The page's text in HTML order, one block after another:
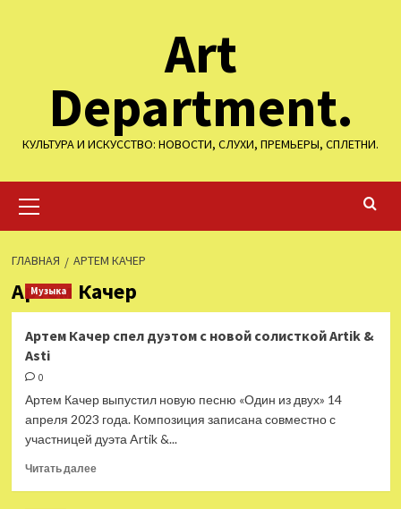
Art
Department.
КУЛЬТУРА И ИСКУССТВО: НОВОСТИ, СЛУХИ, ПРЕМЬЕРЫ, СПЛЕТНИ.
меню
ГЛАВНАЯ АРТЕМ КАЧЕР
Артем Качер
Музыка
Артем Качер спел дуэтом с новой солисткой Artik &
Asti
0
Артем Качер выпустил новую песню «Один из двух» 14
апреля 2023 года. Композиция записана совместно с
участницей дуэта Artik &...
Читать далееПрочитать